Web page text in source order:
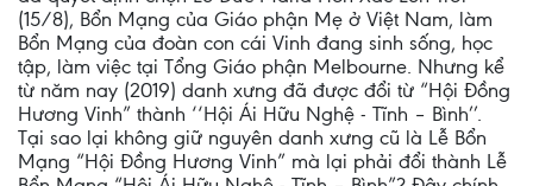
(15/8), Bổn Mạng của Giáo phận Mẹ ở Việt Nam, làm
Bổn Mạng của đoàn con cái Vinh đang sinh sống, học
tập, làm việc tại Tổng Giáo phận Melbourne. Nhưng kể
từ năm nay (2019) danh xưng đã được đổi từ “Hội Đồng
Hương Vinh” thành ‘‘Hội Ái Hữu Nghệ - Tĩnh – Bình’’.
Tại sao lại không giữ nguyên danh xưng cũ là Lễ Bổn
Mạng “Hội Đồng Hương Vinh” mà lại phải đổi thành Lễ